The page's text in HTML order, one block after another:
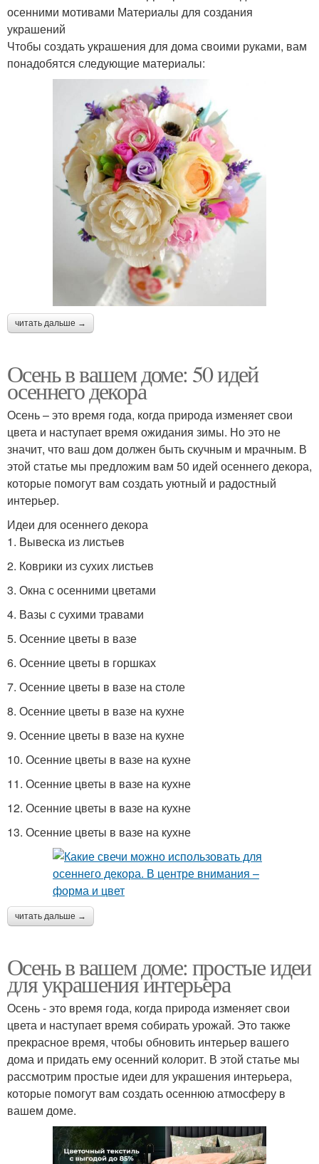
осенними мотивами Материалы для создания
украшений
Чтобы создать украшения для дома своими руками, вам
понадобятся следующие материалы:
читать дальше →
Осень в вашем доме: 50 идей
осеннего декора
Осень – это время года, когда природа изменяет свои
цвета и наступает время ожидания зимы. Но это не
значит, что ваш дом должен быть скучным и мрачным. В
этой статье мы предложим вам 50 идей осеннего декора,
которые помогут вам создать уютный и радостный
интерьер.
Идеи для осеннего декора
1. Вывеска из листьев
2. Коврики из сухих листьев
3. Окна с осенними цветами
4. Вазы с сухими травами
5. Осенние цветы в вазе
6. Осенние цветы в горшках
7. Осенние цветы в вазе на столе
8. Осенние цветы в вазе на кухне
9. Осенние цветы в вазе на кухне
10. Осенние цветы в вазе на кухне
11. Осенние цветы в вазе на кухне
12. Осенние цветы в вазе на кухне
13. Осенние цветы в вазе на кухне
читать дальше →
Осень в вашем доме: простые идеи
для украшения интерьера
Осень - это время года, когда природа изменяет свои
цвета и наступает время собирать урожай. Это также
прекрасное время, чтобы обновить интерьер вашего
дома и придать ему осенний колорит. В этой статье мы
рассмотрим простые идеи для украшения интерьера,
которые помогут вам создать осеннюю атмосферу в
вашем доме.